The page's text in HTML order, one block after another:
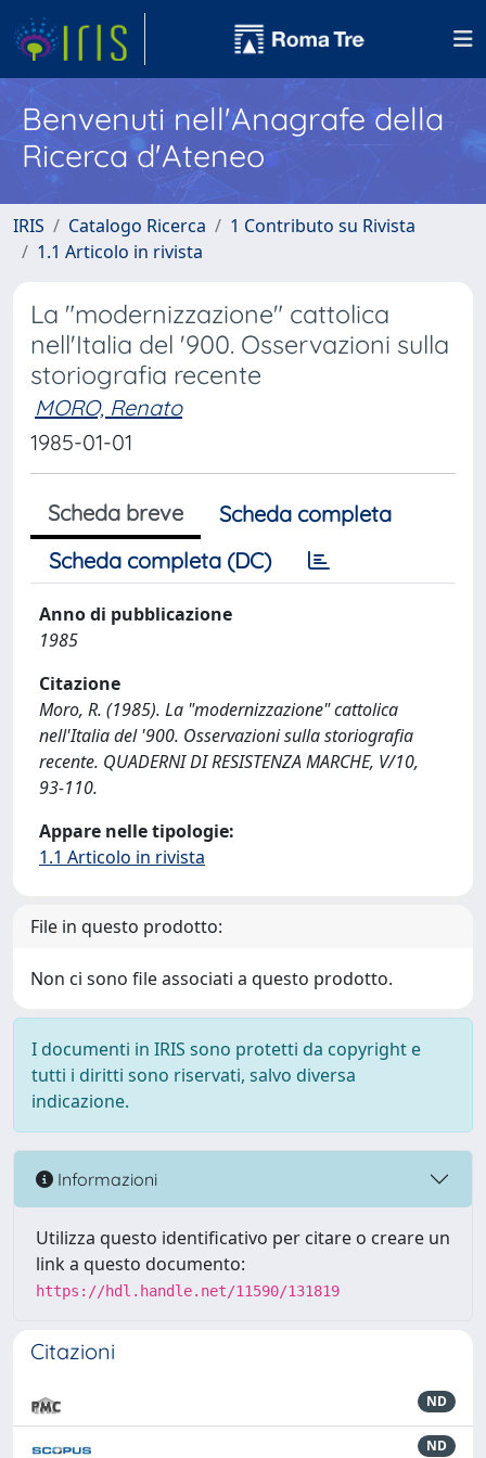
Benvenuti nell'Anagrafe della
Ricerca d'Ateneo
IRIS Catalogo Ricerca
1 Contributo su Rivista
1.1 Articolo in rivista
La "modernizzazione" cattolica
nell'Italia del '900. Osservazioni sulla
storiografia recente
MORO, Renato
1985-01-01
Scheda breve
Scheda completa
Scheda completa (DC)
Anno di pubblicazione
1985
Citazione
Moro, R. (1985). La "modernizzazione" cattolica
nell'Italia del '900. Osservazioni sulla storiografia
recente. QUADERNI DI RESISTENZA MARCHE, V/10,
93-110.
Appare nelle tipologie:
1.1 Articolo in rivista
File in questo prodotto:
Non ci sono file associati a questo prodotto.
I documenti in IRIS sono protetti da copyright e
tutti i diritti sono riservati, salvo diversa
indicazione.
Informazioni
Utilizza questo identificativo per citare o creare un
link a questo documento:
https://hdl.handle.net/11590/131819
Citazioni
ND
ND